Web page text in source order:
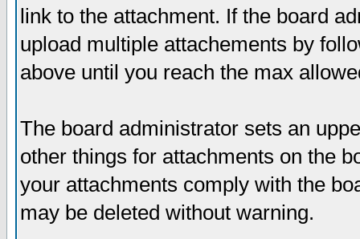
link to the attachment. If the board
upload multiple attachements by
above until you reach the max
The board administrator sets an
other things for attachments on the
your attachments comply with the
may be deleted without warning.